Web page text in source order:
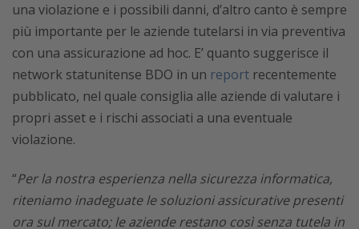
una violazione e i possibili danni, d’altro canto è sempre
più importante per le aziende tutelarsi in via preventiva
con una assicurazione ad hoc. E’ quanto suggerisce il
network statunitense BDO in un report recentemente
pubblicato, nel quale consiglia alle aziende di valutare i
propri asset e i rischi associati a una eventuale
violazione.
“Per la nostra esperienza nella sicurezza informatica,
riteniamo inadeguate le soluzioni assicurative presenti
ora sul mercato; le aziende restano così senza tutela in